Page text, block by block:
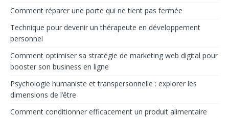
Comment réparer une porte qui ne tient pas fermée
Technique pour devenir un thérapeute en développement
personnel
Comment optimiser sa stratégie de marketing web digital pour
booster son business en ligne
Psychologie humaniste et transpersonnelle : explorer les
dimensions de l’être
Comment conditionner efficacement un produit alimentaire